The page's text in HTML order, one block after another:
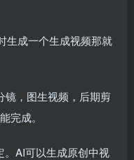
生成一个生成视频那就
镜，图生视频，后期剪
完成。
。AI可以生成原创中视